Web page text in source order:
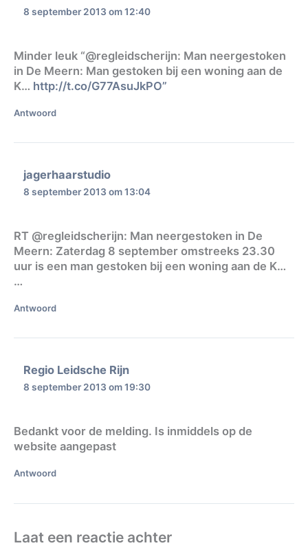
8 september 2013 om 12:40
Minder leuk “@regleidscherijn: Man neergestoken
in De Meern: Man gestoken bij een woning aan de
K… http://t.co/G77AsuJkPO”
Antwoord
jagerhaarstudio
8 september 2013 om 13:04
RT @regleidscherijn: Man neergestoken in De
Meern: Zaterdag 8 september omstreeks 23.30
uur is een man gestoken bij een woning aan de K…
…
Antwoord
Regio Leidsche Rijn
8 september 2013 om 19:30
Bedankt voor de melding. Is inmiddels op de
website aangepast
Antwoord
Laat een reactie achter